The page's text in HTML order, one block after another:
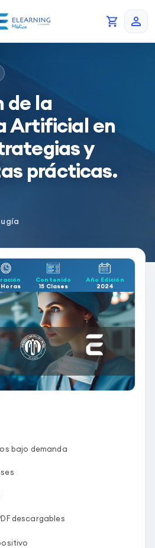
de la
Artificial en
y
prácticas.
Horas
Contenido
15 Clases
Año Edición
2024
bajo demanda
descargables